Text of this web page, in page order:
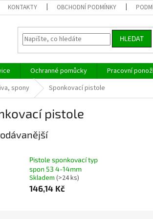
KONTAKTY OBCHODNÍ PODMÍNKY
HLEDAT
Ochranné pomůcky Pracovní
spony Sponkovací pistole
pistole
Pistole sponkovací typ
spon 53 4-14mm
Skladem (>24 ks)
146,14 Kč